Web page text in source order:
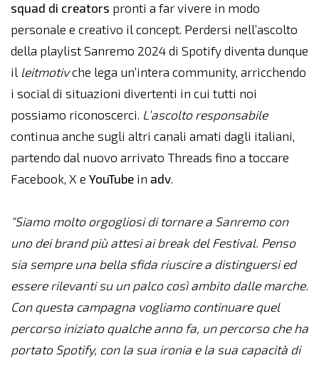
squad di creators pronti a far vivere in modo
personale e creativo il concept. Perdersi nell’ascolto
della playlist Sanremo 2024 di Spotify diventa dunque
il leitmotivche lega un’intera community, arricchendo
i social di situazioni divertenti in cui tutti noi
possiamo riconoscerci. L’ascolto responsabile
continua anche sugli altri canali amati dagli italiani,
partendo dal nuovo arrivato Threads fino a toccare
Facebook, X e YouTube in adv.
“Siamo molto orgogliosi di tornare a Sanremo con
uno dei brand più attesi ai break del Festival. Penso
sia sempre una bella sfida riuscire a distinguersi ed
essere rilevanti su un palco così ambito dalle marche.
Con questa campagna vogliamo continuare quel
percorso iniziato qualche anno fa, un percorso che ha
portato Spotify, con la sua ironia e la sua capacità di